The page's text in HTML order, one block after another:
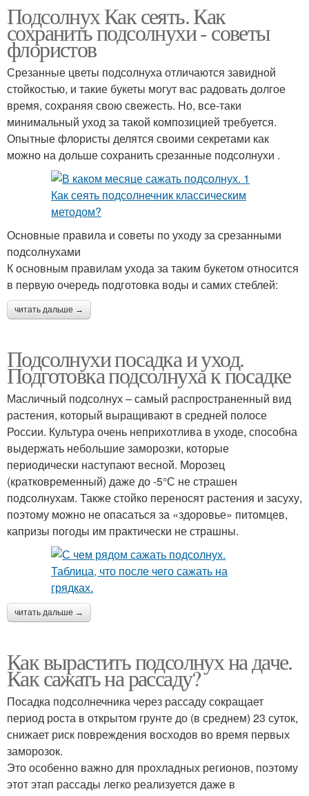
Подсолнух Как сеять. Как
сохранить подсолнухи - советы
флористов
Срезанные цветы подсолнуха отличаются завидной
стойкостью, и такие букеты могут вас радовать долгое
время, сохраняя свою свежесть. Но, все-таки
минимальный уход за такой композицией требуется.
Опытные флористы делятся своими секретами как
можно на дольше сохранить срезанные подсолнухи .
Основные правила и советы по уходу за срезанными
подсолнухами
К основным правилам ухода за таким букетом относится
в первую очередь подготовка воды и самих стеблей:
читать дальше →
Подсолнухи посадка и уход.
Подготовка подсолнуха к посадке
Масличный подсолнух – самый распространенный вид
растения, который выращивают в средней полосе
России. Культура очень неприхотлива в уходе, способна
выдержать небольшие заморозки, которые
периодически наступают весной. Морозец
(кратковременный) даже до -5°С не страшен
подсолнухам. Также стойко переносят растения и засуху,
поэтому можно не опасаться за «здоровье» питомцев,
капризы погоды им практически не страшны.
читать дальше →
Как вырастить подсолнух на даче.
Как сажать на рассаду?
Посадка подсолнечника через рассаду сокращает
период роста в открытом грунте до (в среднем) 23 суток,
снижает риск повреждения восходов во время первых
заморозок.
Это особенно важно для прохладных регионов, поэтому
этот этап рассады легко реализуется даже в